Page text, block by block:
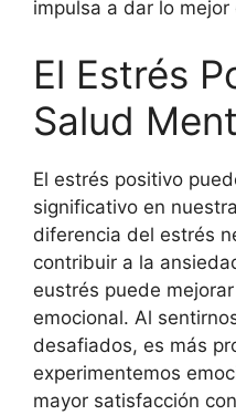
impulsa a dar lo
El Estrés
Salud
El estrés positivo
significativo en
diferencia del estrés
contribuir a la
eustrés puede
emocional. Al
desafiados, es más
experimentemos
mayor satisfacción